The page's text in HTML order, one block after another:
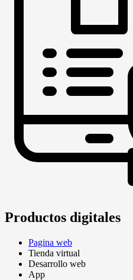
Productos digitales
Pagina web
Tienda virtual
Desarrollo web
App